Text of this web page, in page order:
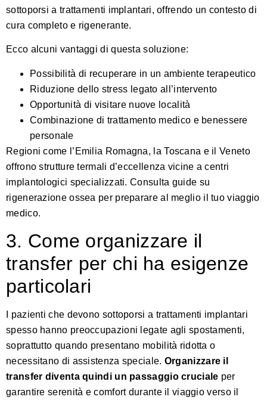
sottoporsi a trattamenti implantari, offrendo un contesto di
cura completo e rigenerante.
Ecco alcuni vantaggi di questa soluzione:
Possibilità di recuperare in un ambiente terapeutico
Riduzione dello stress legato all’intervento
Opportunità di visitare nuove località
Combinazione di trattamento medico e benessere
personale
Regioni come l’Emilia Romagna, la Toscana e il Veneto
offrono strutture termali d’eccellenza vicine a centri
implantologici specializzati. Consulta guide su
rigenerazione ossea per preparare al meglio il tuo viaggio
medico.
3. Come organizzare il
transfer per chi ha esigenze
particolari
I pazienti che devono sottoporsi a trattamenti implantari
spesso hanno preoccupazioni legate agli spostamenti,
soprattutto quando presentano mobilità ridotta o
necessitano di assistenza speciale. Organizzare il
transfer diventa quindi un passaggio cruciale per
garantire serenità e comfort durante il viaggio verso il